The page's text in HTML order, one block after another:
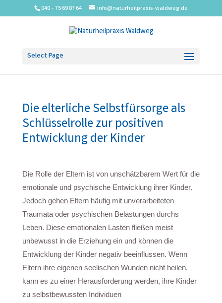
040 – 75 69 87 64 info@naturheilpraxis-waldweg.de
Select Page
Die elterliche Selbstfürsorge als
Schlüsselrolle zur positiven
Entwicklung der Kinder
Die Rolle der Eltern ist von unschätzbarem Wert für die
emotionale und psychische Entwicklung ihrer Kinder.
Jedoch gehen Eltern häufig mit unverarbeiteten
Traumata oder psychischen Belastungen durchs
Leben. Diese emotionalen Lasten fließen meist
unbewusst in die Erziehung ein und können die
Entwicklung der Kinder negativ beeinflussen. Wenn
Eltern ihre eigenen seelischen Wunden nicht heilen,
kann es zu einer Herausforderung werden, ihre Kinder
zu selbstbewussten Individuen